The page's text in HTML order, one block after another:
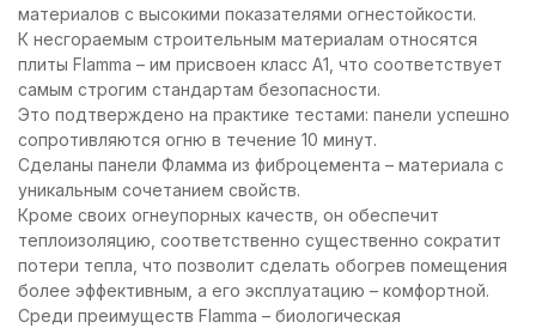
материалов с высокими показателями огнестойкости.
К несгораемым строительным материалам относятся
плиты Flamma – им присвоен класс А1, что соответствует
самым строгим стандартам безопасности.
Это подтверждено на практике тестами: панели успешно
сопротивляются огню в течение 10 минут.
Сделаны панели Фламма из фиброцемента – материала с
уникальным сочетанием свойств.
Кроме своих огнеупорных качеств, он обеспечит
теплоизоляцию, соответственно существенно сократит
потери тепла, что позволит сделать обогрев помещения
более эффективным, а его эксплуатацию – комфортной.
Среди преимуществ Flamma – биологическая